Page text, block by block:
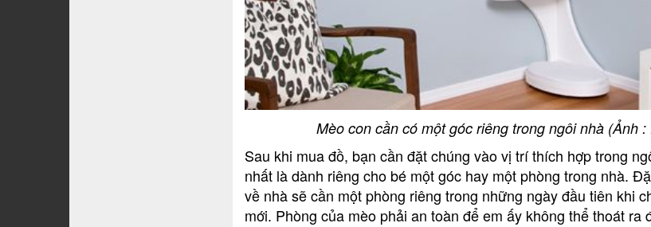
Mèo con cần có một góc riêng trong ngôi nhà (Ảnh :
Sau khi mua đồ, bạn cần đặt chúng vào vị trí thích hợp trong
nhất là dành riêng cho bé một góc hay một phòng trong nhà.
về nhà sẽ cần một phòng riêng trong những ngày đầu tiên khi
mới. Phòng của mèo phải an toàn để em ấy không thể thoát ra